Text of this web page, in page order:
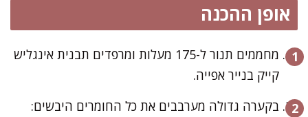
אופן ההכנה
מחממים תנור ל-175 מעלות ומרפדים תבנית אינגליש
קייק בנייר אפייה.
בקערה גדולה מערבבים את כל החומרים היבשים: